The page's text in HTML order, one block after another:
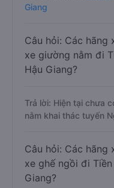
Giang
Câu hỏi: Các hãng
xe giường nằm đi
Hậu Giang?
Trả lời: Hiện tại chưa
nằm khai thác tuyến
Câu hỏi: Các hãng
xe ghế ngồi đi
Giang?